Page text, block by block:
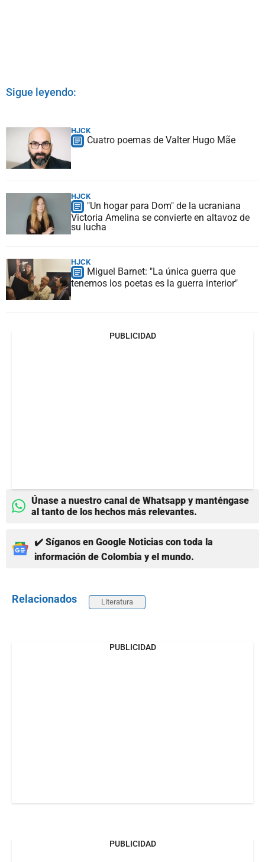
Sigue leyendo:
HJCK
Cuatro poemas de Valter Hugo Mãe
HJCK
"Un hogar para Dom" de la ucraniana
Victoria Amelina se convierte en altavoz de
su lucha
HJCK
Miguel Barnet: "La única guerra que
tenemos los poetas es la guerra interior"
PUBLICIDAD
Únase a nuestro canal de Whatsapp y manténgase
al tanto de los hechos más relevantes.
✔️ Síganos en Google Noticias con toda la
información de Colombia y el mundo.
Relacionados Literatura
PUBLICIDAD
PUBLICIDAD